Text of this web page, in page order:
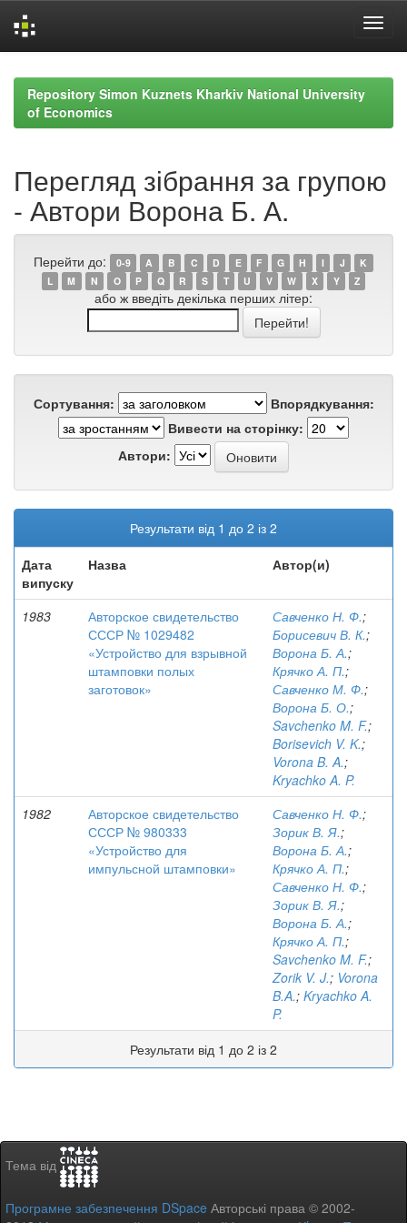
navigationRepository Simon Kuznets Kharkiv National University
of Economics
Перегляд зібрання за групою
- Автори Ворона Б. А.
Перейти до: 0-9 A B C D E F G H I J
K
L
M N O P Q R S T U V W X Y Z
або ж введіть декілька перших літер:
Сортування:
Впорядкування:
Вивести на сторінку:
Автори:
Результати від 1 до 2 із 2
Дата
випуску
Назва Автор(и)
1983
Авторское свидетельство
СССР № 1029482
«Устройство для взрывной
штамповки полых
заготовок»
Савченко Н. Ф.;
Борисевич В. К.;
Ворона Б. А.;
Крячко А. П.;
Савченко М. Ф.;
Ворона Б. О.;
Savchenko M. F.;
Borisevich V. K.;
Vorona B. A.;
Kryachko A. P.
1982
Авторское свидетельство
СССР № 980333
«Устройство для
импульсной штамповки»
Савченко Н. Ф.;
Зорик В. Я.;
Ворона Б. А.;
Крячко А. П.;
Савченко Н. Ф.;
Зорик В. Я.;
Ворона Б. А.;
Крячко А. П.;
Savchenko M. F.;
Zorik V. J.; Vorona
B.A.; Kryachko A.
P.
Результати від 1 до 2 із 2
Тема від
Програмне забезпечення DSpace Авторські права © 2002-